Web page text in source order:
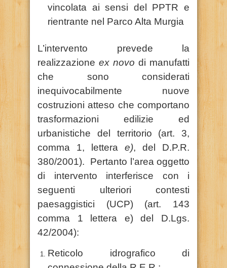
vincolata ai sensi del PPTR e
rientrante nel Parco Alta Murgia
L’intervento prevede la
realizzazione ex novo di manufatti
che sono considerati
inequivocabilmente nuove
costruzioni atteso che comportano
trasformazioni edilizie ed
urbanistiche del territorio (art. 3,
comma 1, lettera e), del D.P.R.
380/2001). Pertanto l’area oggetto
di intervento interferisce con i
seguenti ulteriori contesti
paesaggistici (UCP) (art. 143
comma 1 lettera e) del D.Lgs.
42/2004):
Reticolo idrografico di